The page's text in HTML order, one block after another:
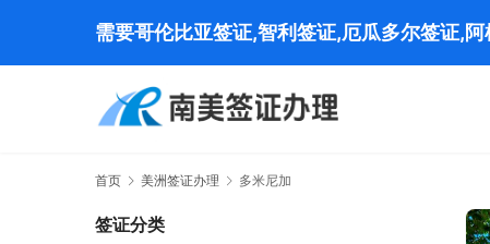
首页 美洲签证办理 多米尼加
签证分类
需要哥伦比亚签证,智利签证,厄瓜多尔签证,